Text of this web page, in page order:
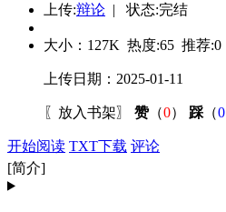
上传:辩论 | 状态:完结
大小： 127K 热度:65 推荐:0
上传日期：2025-01-11
〖 放入书架〗 赞（0） 踩 （0
开始阅读 TXT下载 评论
[简介]